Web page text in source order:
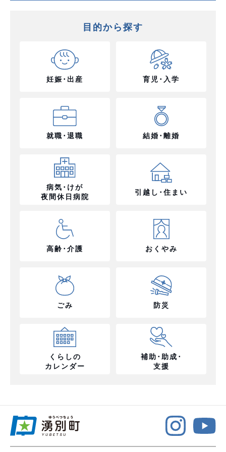
目的から探す
妊娠･出産 育児･入学
就職･退職 結婚･離婚
病気･けが
夜間休日病院
引越し･住まい
高齢･介護 おくやみ
ごみ 防災
くらしの
カレンダー
補助･助成･
支援